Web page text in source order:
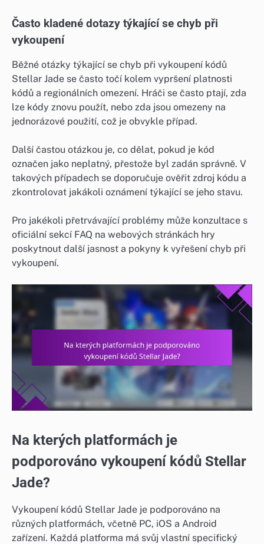
Často kladené dotazy týkající se chyb při
vykoupení
Běžné otázky týkající se chyb při vykoupení kódů
Stellar Jade se často točí kolem vypršení platnosti
kódů a regionálních omezení. Hráči se často ptají, zda
lze kódy znovu použít, nebo zda jsou omezeny na
jednorázové použití, což je obvykle případ.
Další častou otázkou je, co dělat, pokud je kód
označen jako neplatný, přestože byl zadán správně. V
takových případech se doporučuje ověřit zdroj kódu a
zkontrolovat jakákoli oznámení týkající se jeho stavu.
Pro jakékoli přetrvávající problémy může konzultace s
oficiální sekcí FAQ na webových stránkách hry
poskytnout další jasnost a pokyny k vyřešení chyb při
vykoupení.
Na kterých platformách je
podporováno vykoupení kódů Stellar
Jade?
Vykoupení kódů Stellar Jade je podporováno na
různých platformách, včetně PC, iOS a Android
zařízení. Každá platforma má svůj vlastní specifický